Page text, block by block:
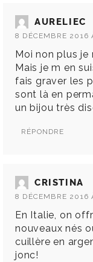
AURELIEC
8 DÉCEMBRE 2016
Moi non plus
Mais je m en
fais graver les
sont là en
un bijou très
RÉPONDRE
CRISTINA
8 DÉCEMBRE 2016
En Italie, on
nouveaux nés
cuillère en
jonc!